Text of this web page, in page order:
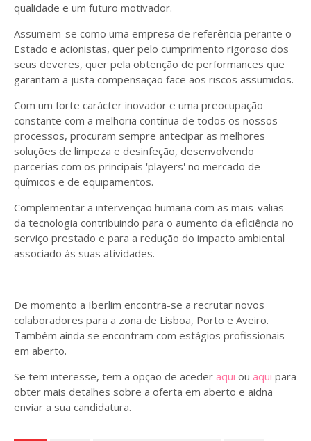
qualidade e um futuro motivador.
Assumem-se como uma empresa de referência perante o
Estado e acionistas, quer pelo cumprimento rigoroso dos
seus deveres, quer pela obtenção de performances que
garantam a justa compensação face aos riscos assumidos.
Com um forte carácter inovador e uma preocupação
constante com a melhoria contínua de todos os nossos
processos, procuram sempre antecipar as melhores
soluções de limpeza e desinfeção, desenvolvendo
parcerias com os principais 'players' no mercado de
químicos e de equipamentos.
Complementar a intervenção humana com as mais-valias
da tecnologia contribuindo para o aumento da eficiência no
serviço prestado e para a redução do impacto ambiental
associado às suas atividades.
De momento a Iberlim encontra-se a recrutar novos
colaboradores para a zona de Lisboa, Porto e Aveiro.
Também ainda se encontram com estágios profissionais
em aberto.
Se tem interesse, tem a opção de aceder aqui ou aqui para
obter mais detalhes sobre a oferta em aberto e aidna
enviar a sua candidatura.